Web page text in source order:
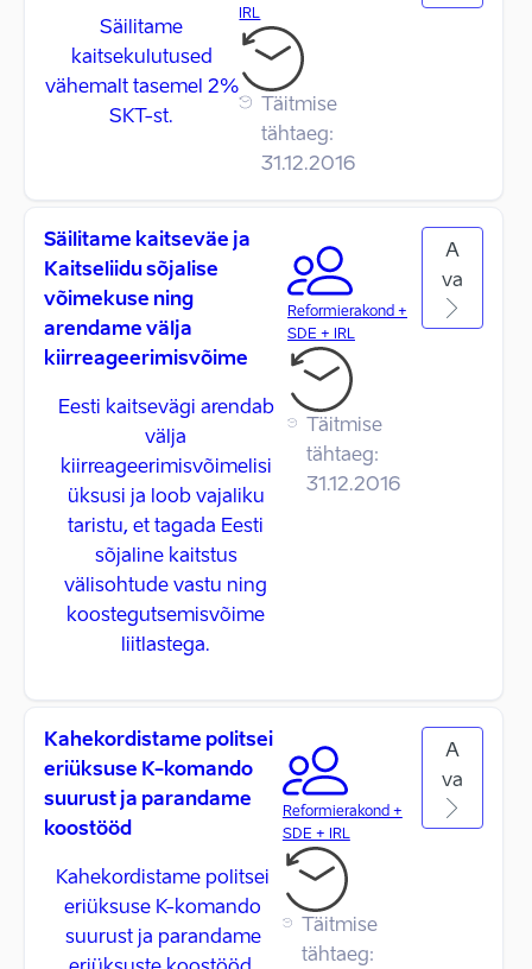
Säilitame
kaitsekulutused
vähemalt tasemel 2%
SKT-st.
IRL
Täitmise
tähtaeg:
31.12.2016
Säilitame kaitseväe ja
Kaitseliidu sõjalise
võimekuse ning
arendame välja
kiirreageerimisvõime
Eesti kaitsevägi arendab
välja
kiirreageerimisvõimelisi
üksusi ja loob vajaliku
taristu, et tagada Eesti
sõjaline kaitstus
välisohtude vastu ning
koostegutsemisvõime
liitlastega.
Reformierakond +
SDE + IRL
Täitmise
tähtaeg:
31.12.2016
A
va
Kahekordistame politsei
eriüksuse K-komando
suurust ja parandame
koostööd
Kahekordistame politsei
eriüksuse K-komando
suurust ja parandame
Reformierakond +
SDE + IRL
Täitmise
tähtaeg:
A
va